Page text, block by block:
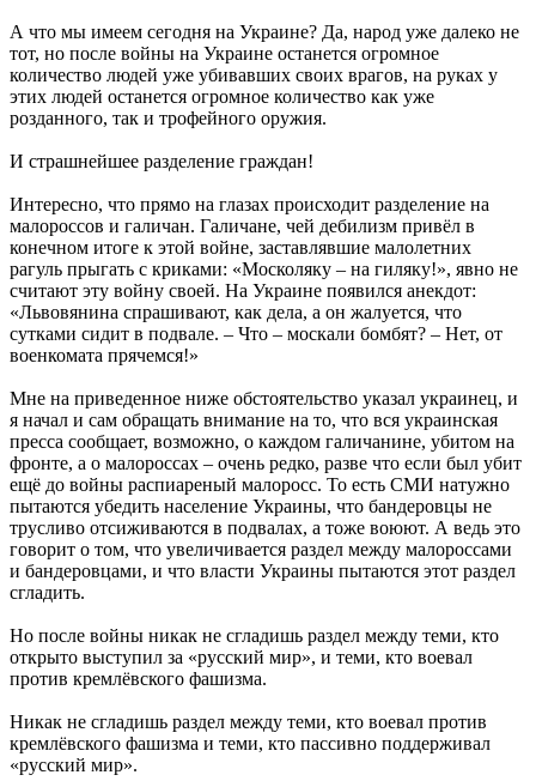
А что мы имеем сегодня на Украине? Да, народ уже далеко не
тот, но после войны на Украине останется огромное
количество людей уже убивавших своих врагов, на руках у
этих людей останется огромное количество как уже
розданного, так и трофейного оружия.
И страшнейшее разделение граждан!
Интересно, что прямо на глазах происходит разделение на
малороссов и галичан. Галичане, чей дебилизм привёл в
конечном итоге к этой войне, заставлявшие малолетних
рагуль прыгать с криками: «Москоляку – на гиляку!», явно не
считают эту войну своей. На Украине появился анекдот:
«Львовянина спрашивают, как дела, а он жалуется, что
сутками сидит в подвале. – Что – москали бомбят? – Нет, от
военкомата прячемся!»
Мне на приведенное ниже обстоятельство указал украинец, и
я начал и сам обращать внимание на то, что вся украинская
пресса сообщает, возможно, о каждом галичанине, убитом на
фронте, а о малороссах – очень редко, разве что если был убит
ещё до войны распиареный малоросс. То есть СМИ натужно
пытаются убедить население Украины, что бандеровцы не
трусливо отсиживаются в подвалах, а тоже воюют. А ведь это
говорит о том, что увеличивается раздел между малороссами
и бандеровцами, и что власти Украины пытаются этот раздел
сгладить.
Но после войны никак не сгладишь раздел между теми, кто
открыто выступил за «русский мир», и теми, кто воевал
против кремлёвского фашизма.
Никак не сгладишь раздел между теми, кто воевал против
кремлёвского фашизма и теми, кто пассивно поддерживал
«русский мир».